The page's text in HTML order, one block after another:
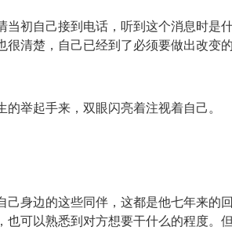
初自己接到电话，听到这个消息时是
清楚，自己已经到了必须要做出改变的
举起手来，双眼闪亮着注视着自己。
身边的这些同伴，这都是他七年来的
可以熟悉到对方想要干什么的程度。